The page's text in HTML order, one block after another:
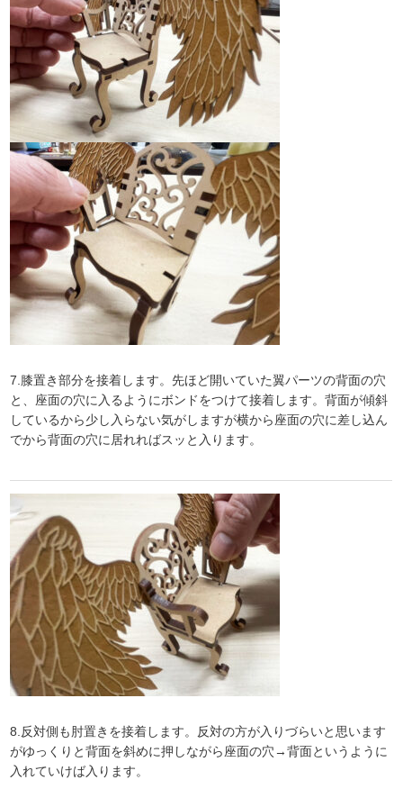
7.膝置き部分を接着します。先ほど開いていた翼パーツの背面の穴
と、座面の穴に入るようにボンドをつけて接着します。背面が傾斜
しているから少し入らない気がしますが横から座面の穴に差し込ん
でから背面の穴に居れればスッと入ります。
8.反対側も肘置きを接着します。反対の方が入りづらいと思います
がゆっくりと背面を斜めに押しながら座面の穴→背面というように
入れていけば入ります。